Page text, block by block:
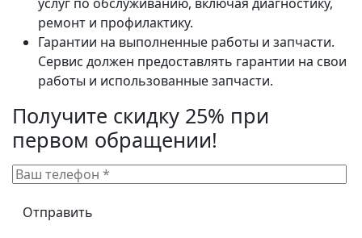
ремонт и профилактику.
Гарантии на выполненные работы и запчасти.
Сервис должен предоставлять гарантии на свои
работы и использованные запчасти.
Получите скидку 25% при
первом обращении!